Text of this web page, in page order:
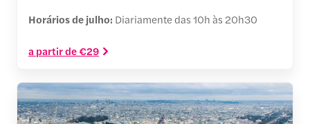
Horários de julho: Diariamente das 10h às 20h30
a partir de €29